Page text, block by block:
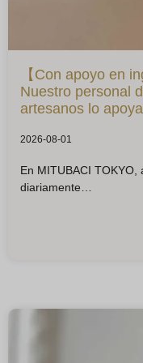
【Con apoyo en
Nuestro personal
artesanos lo
2026-08-01
En MITUBACI
diariamente